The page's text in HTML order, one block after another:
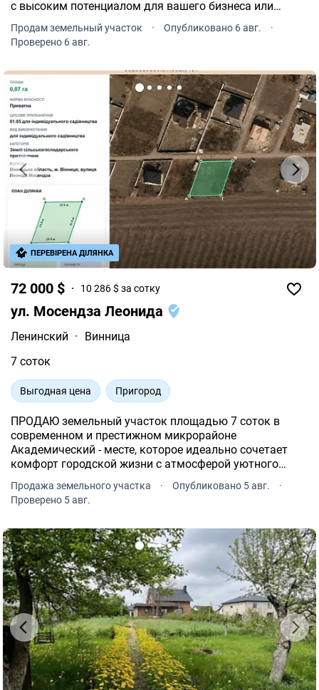
с высоким потенциалом для вашего бизнеса или
Продам земельный участок · Опубликовано 6 авг.
·
Проверено 6 авг.
72 000 $ 10 286 $ за сотку
ул. Мосендза Леонида
Ленинский ·
Винница
7 соток
Выгодная цена Пригород
ПРОДАЮ земельный участок площадью 7 соток в
современном и престижном микрорайоне
Академический - месте, которое идеально сочетает
комфорт городской жизни с атмосферой уютного
Продажа земельного участка · Опубликовано 5 авг.
·
Проверено 5 авг.
ПЕРЕВІРЕНА ДІЛЯНКА